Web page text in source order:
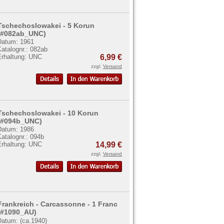
- 5 Korun
1961
082ab
UNC
6,99 €
zzgl. Versand
- 10 Korun
1986
094b
UNC
14,99 €
zzgl. Versand
- Carcassonne - 1 Franc
(ca.1940)